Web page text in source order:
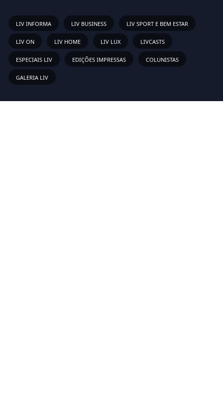
LIV INFORMA LIV BUSINESS LIV SPORT E BEM ESTAR
LIV ON LIV HOME LIV LUX LIVCASTS
ESPECIAIS LIV EDIÇÕES IMPRESSAS COLUNISTAS
GALERIA LIV